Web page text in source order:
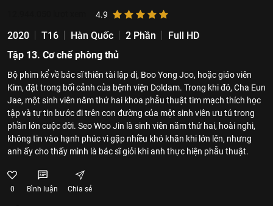
4.9
2020 T16 Hàn Quốc 2 Phần
Full HD
Tập 13. Cơ chế phòng thủ
Bộ phim kể về bác sĩ thiên tài lập dị, Boo Yong Joo, hoặc giáo viên
Kim, đặt trong bối cảnh của bệnh viện Doldam. Trong khi đó, Cha Eun
Jae, một sinh viên năm thứ hai khoa phẫu thuật tim mạch thích học
tập và tự tin bước đi trên con đường của một sinh viên ưu tú trong
phần lớn cuộc đời. Seo Woo Jin là sinh viên năm thứ hai, hoài nghi,
không tin vào hạnh phúc vì gặp nhiều khó khăn khi lớn lên, nhưng
anh ấy cho thấy mình là bác sĩ giỏi khi anh thực hiện phẫu thuật.
0 Bình luận Chia sẻ